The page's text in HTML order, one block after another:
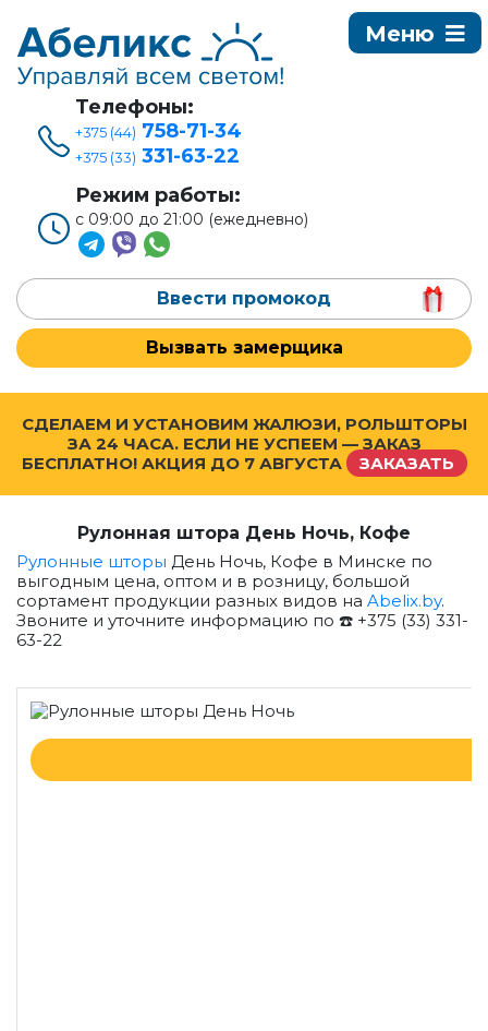
Телефоны:
+375 (44) 758-71-34
+375 (33) 331-63-22
Режим работы:
с 09:00 до 21:00 (ежедневно)
Ввести промокод
Вызвать замерщика
СДЕЛАЕМ И УСТАНОВИМ ЖАЛЮЗИ, РОЛЬШТОРЫ
ЗА 24 ЧАСА. ЕСЛИ НЕ УСПЕЕМ — ЗАКАЗ
БЕСПЛАТНО! АКЦИЯ ДО 7 АВГУСТА ЗАКАЗАТЬ
Рулонная штора День Ночь, Кофе
Рулонные шторы День Ночь, Кофе в Минске по
выгодным цена, оптом и в розницу, большой
сортамент продукции разных видов на Abelix.by.
Звоните и уточните информацию по ☎️ +375 (33) 331-
63-22